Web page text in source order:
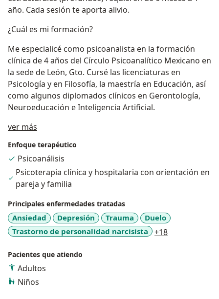
año. Cada sesión te aporta alivio.
¿Cuál es mi formación?
Me especialicé como psicoanalista en la formación
clínica de 4 años del Círculo Psicoanalítico Mexicano en
la sede de León, Gto. Cursé las licenciaturas en
Psicología y en Filosofía, la maestría en Educación, así
como algunos diplomados clínicos en Gerontología,
Neuroeducación e Inteligencia Artificial.
ver más
Enfoque terapéutico
Psicoanálisis
Psicoterapia clínica y hospitalaria con orientación en
pareja y familia
Principales enfermedades tratadas
Ansiedad Depresión Trauma
Duelo
Trastorno de personalidad narcisista
+18
Pacientes que atiendo
Adultos
Niños